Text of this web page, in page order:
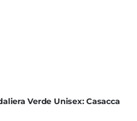
Verde Unisex: Casacca